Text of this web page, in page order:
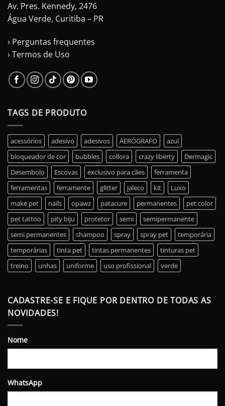
Av. Pres. Kennedy, 2476
Água Verde, Curitiba – PR
› Perguntas frequentes
› Termos de Uso
TAGS DE PRODUTO
acessórios adesivo adesivos AERÓGRAFO
azul
bloqueador de cor
bubbles collora crazy liberty
Dermagic
Desembolo
Escovas exclusivo para cães
ferramenta
ferramentas
ferramente glitter jaleco kit
Luxo
make pet
nails opawz patacure permanentes
pet color
pet tattoo
pity biju protetor semi
semipermanente
semi permanentes
shampoo spray spray pet
temporária
temporárias
tinta pet tintas permanentes
tinturas pet
treino
unhas uniforme uso profissional verde
CADASTRE-SE E FIQUE POR DENTRO DE TODAS AS
NOVIDADES!
Nome
WhatsApp